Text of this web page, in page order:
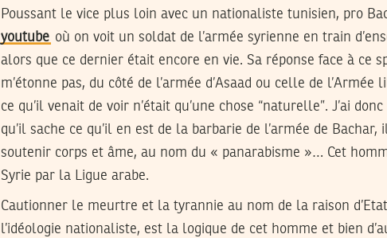
Poussant le vice plus loin avec un nationaliste tunisien, pro
youtube où on voit un soldat de l’armée syrienne en train
alors que ce dernier était encore en vie. Sa réponse face à ce
m’étonne pas, du côté de l’armée d’Asaad ou celle de
ce qu’il venait de voir n’était qu’une chose “naturelle”. J’ai
qu’il sache ce qu’il en est de la barbarie de l’armée de
soutenir corps et âme, au nom du « panarabisme »… Cet
Syrie par la Ligue arabe.
Cautionner le meurtre et la tyrannie au nom de la raison
l’idéologie nationaliste, est la logique de cet homme et bien